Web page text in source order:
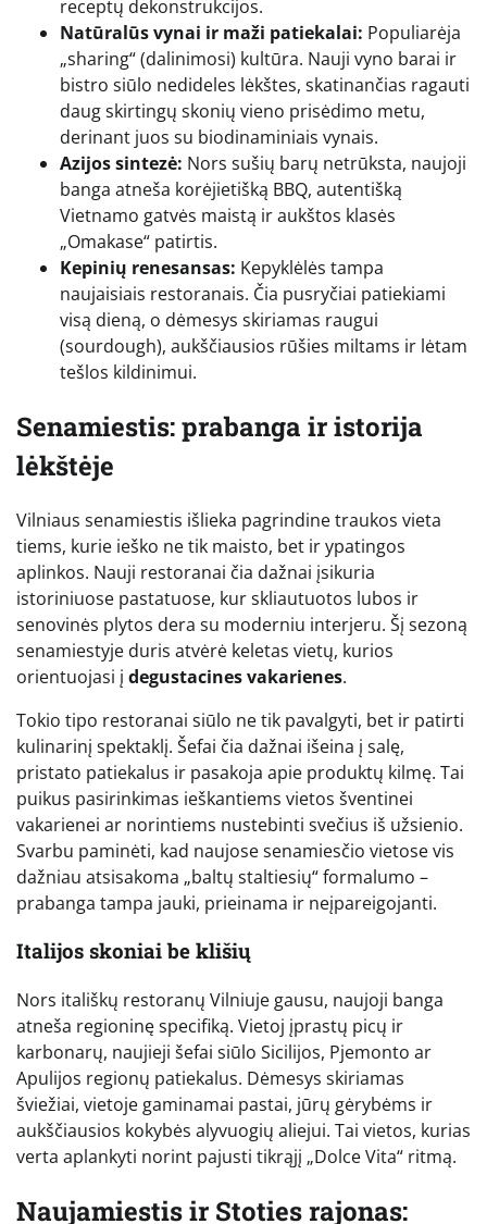
receptų dekonstrukcijos.
Natūralūs vynai ir maži patiekalai: Populiarėja
„sharing“ (dalinimosi) kultūra. Nauji vyno barai ir
bistro siūlo nedideles lėkštes, skatinančias ragauti
daug skirtingų skonių vieno prisėdimo metu,
derinant juos su biodinaminiais vynais.
Azijos sintezė: Nors sušių barų netrūksta, naujoji
banga atneša korėjietišką BBQ, autentišką
Vietnamo gatvės maistą ir aukštos klasės
„Omakase“ patirtis.
Kepinių renesansas: Kepyklėlės tampa
naujaisiais restoranais. Čia pusryčiai patiekiami
visą dieną, o dėmesys skiriamas raugui
(sourdough), aukščiausios rūšies miltams ir lėtam
tešlos kildinimui.
Senamiestis: prabanga ir istorija
lėkštėje
Vilniaus senamiestis išlieka pagrindine traukos vieta
tiems, kurie ieško ne tik maisto, bet ir ypatingos
aplinkos. Nauji restoranai čia dažnai įsikuria
istoriniuose pastatuose, kur skliautuotos lubos ir
senovinės plytos dera su moderniu interjeru. Šį sezoną
senamiestyje duris atvėrė keletas vietų, kurios
orientuojasi į degustacines vakarienes.
Tokio tipo restoranai siūlo ne tik pavalgyti, bet ir patirti
kulinarinį spektaklį. Šefai čia dažnai išeina į salę,
pristato patiekalus ir pasakoja apie produktų kilmę. Tai
puikus pasirinkimas ieškantiems vietos šventinei
vakarienei ar norintiems nustebinti svečius iš užsienio.
Svarbu paminėti, kad naujose senamiesčio vietose vis
dažniau atsisakoma „baltų staltiesių“ formalumo –
prabanga tampa jauki, prieinama ir neįpareigojanti.
Italijos skoniai be klišių
Nors itališkų restoranų Vilniuje gausu, naujoji banga
atneša regioninę specifiką. Vietoj įprastų picų ir
karbonarų, naujieji šefai siūlo Sicilijos, Pjemonto ar
Apulijos regionų patiekalus. Dėmesys skiriamas
šviežiai, vietoje gaminamai pastai, jūrų gėrybėms ir
aukščiausios kokybės alyvuogių aliejui. Tai vietos, kurias
verta aplankyti norint pajusti tikrąjį „Dolce Vita“ ritmą.
Naujamiestis ir Stoties rajonas: